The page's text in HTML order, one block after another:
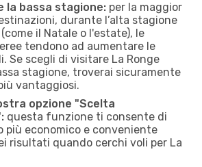
la bassa stagione: per la maggior
durante l’alta stagione
il Natale o l'estate), le
tendono ad aumentare le
Se scegli di visitare La Ronge
stagione, troverai sicuramente
vantaggiosi.
opzione "Scelta
questa funzione ti consente di
più economico e conveniente
risultati quando cerchi voli per La